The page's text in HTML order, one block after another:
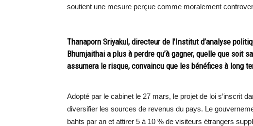
soutient une mesure perçue comme moralement
Thanaporn Sriyakul, directeur de l’Institut d’analyse
Bhumjaithai a plus à perdre qu’à gagner, quelle que soit
assumera le risque, convaincu que les bénéfices à long
Adopté par le cabinet le 27 mars, le projet de loi s’inscrit
diversifier les sources de revenus du pays. Le
bahts par an et attirer 5 à 10 % de visiteurs étrangers